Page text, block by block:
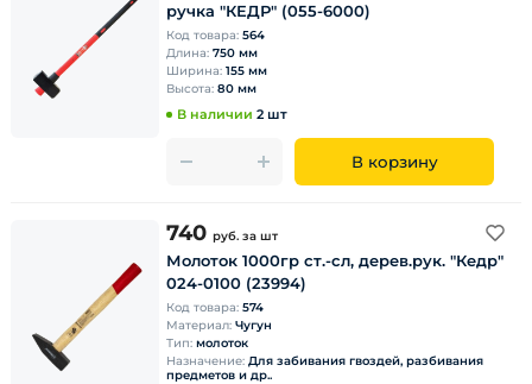
ручка "КЕДР" (055-6000)
Код товара: 564
Длина: 750 мм
Ширина: 155 мм
Высота: 80 мм
В наличии 2 шт
В корзину
740 руб. за шт
Молоток 1000гр ст.-сл, дерев.рук. "Кедр"
024-0100 (23994)
Код товара: 574
Материал: Чугун
Тип: молоток
Назначение: Для забивания гвоздей, разбивания
предметов и др..